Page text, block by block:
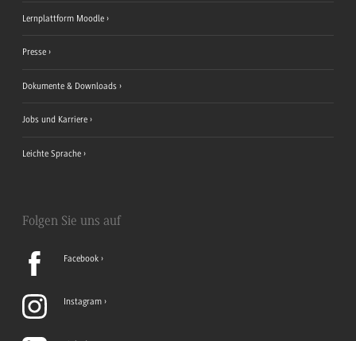
Lernplattform Moodle
Presse
Dokumente & Downloads
Jobs und Karriere
Leichte Sprache
Folgen Sie uns auf
Facebook
Instagram